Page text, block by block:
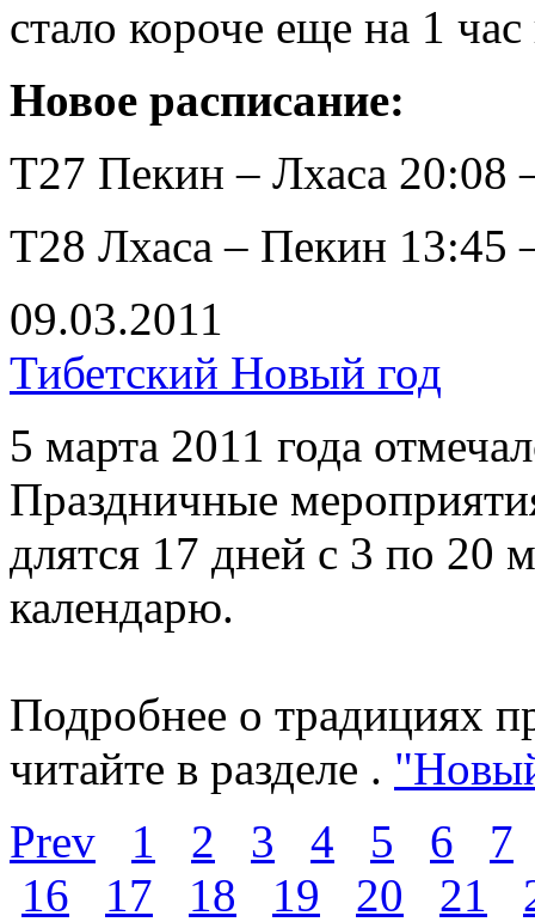
стало короче еще на 1
Новое расписание:
Т27 Пекин – Лхаса 20:08
Т28 Лхаса – Пекин 13:45
09.03.2011
Тибетский Новый год
5 марта 2011 года
Праздничные
длятся 17 дней с 3 по 20
календарю.
Подробнее о традициях
читайте в разделе .
Prev
1 2 3 4 5 6
7
16
17 18 19 20 21